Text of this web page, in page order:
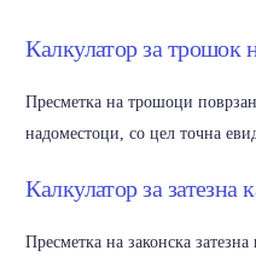
Калкулатор за трошок
Пресметка на трошоци
надоместоци, со цел точна
Калкулатор за затезна
Пресметка на законска